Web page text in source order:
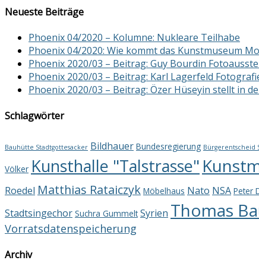
Neueste Beiträge
Phoenix 04/2020 – Kolumne: Nukleare Teilhabe
Phoenix 04/2020: Wie kommt das Kunstmuseum
Phoenix 2020/03 – Beitrag: Guy Bourdin
Phoenix 2020/03 – Beitrag: Karl Lagerfeld
Phoenix 2020/03 – Beitrag: Özer Hüseyin stellt in
Schlagwörter
Bauhütte Stadtgottesacker Bildhauer Bundesregierung Bürgerentscheid
Völker Kunsthalle "Talstrasse"
Roedel Matthias Rataiczyk Möbelhaus Nato NSA Peter
Stadtsingechor Suchra Gummelt Syrien Thomas
Vorratsdatenspeicherung
Archiv